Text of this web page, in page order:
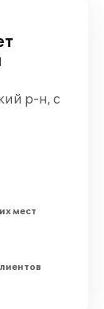
р-н, с
мест